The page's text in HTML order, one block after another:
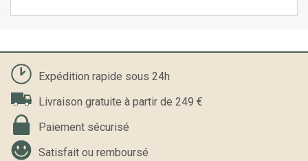
Expédition rapide sous 24h
Livraison gratuite à partir de 249 €
Paiement sécurisé
Satisfait ou remboursé